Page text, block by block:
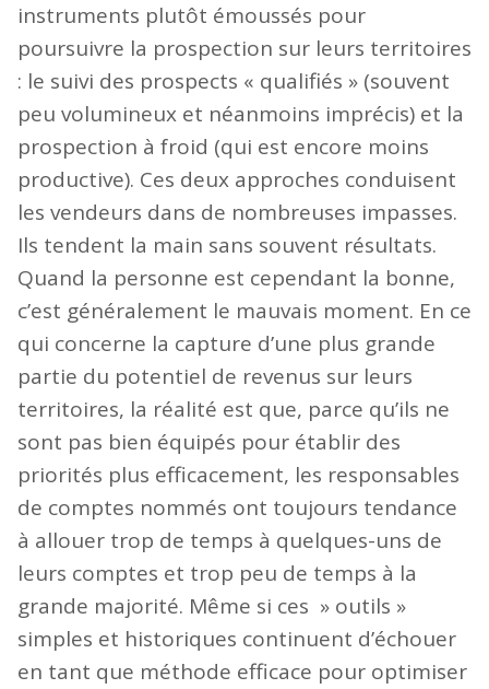
instruments plutôt émoussés pour
poursuivre la prospection sur leurs territoires
: le suivi des prospects « qualifiés » (souvent
peu volumineux et néanmoins imprécis) et la
prospection à froid (qui est encore moins
productive). Ces deux approches conduisent
les vendeurs dans de nombreuses impasses.
Ils tendent la main sans souvent résultats.
Quand la personne est cependant la bonne,
c’est généralement le mauvais moment. En ce
qui concerne la capture d’une plus grande
partie du potentiel de revenus sur leurs
territoires, la réalité est que, parce qu’ils ne
sont pas bien équipés pour établir des
priorités plus efficacement, les responsables
de comptes nommés ont toujours tendance
à allouer trop de temps à quelques-uns de
leurs comptes et trop peu de temps à la
grande majorité. Même si ces » outils »
simples et historiques continuent d’échouer
en tant que méthode efficace pour optimiser